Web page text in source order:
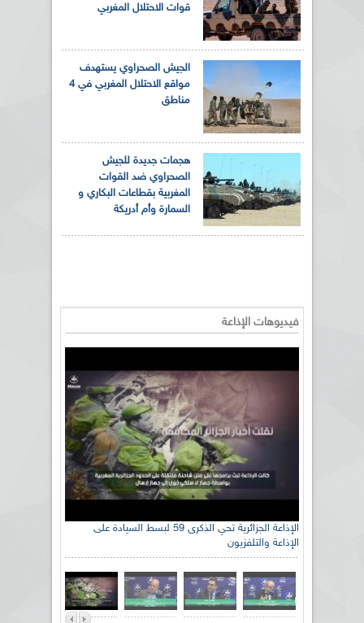
قوات الاحتلال المغربي
الجيش الصحراوي يستهدف
مواقع الاحتلال المغربي في 4
مناطق
هجمات جديدة للجيش
الصحراوي ضد القوات
المغربية بقطاعات البكاري و
السمارة وأم أدريكة
فيديوهات الإذاعة
الإذاعة الجزائرية تحي الذكرى 59 لبسط السيادة على
الإذاعة والتلفزيون